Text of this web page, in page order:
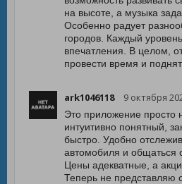
на высоте, а музыка
Особенно радует
городов. Каждый
впечатления. В целом,
провести время и
ark1046118 9 октября
Это приложение просто
интуитивно понятный,
быстро. Удобно
автомобиля и общаться
Цены адекватные, а
Теперь не представляю